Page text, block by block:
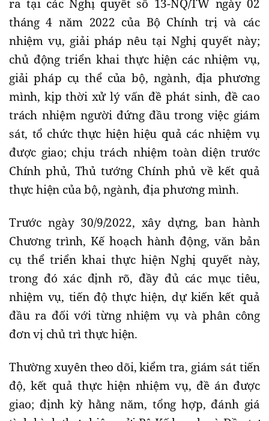
ra tại các Nghị quyết số 13-NQ/TW ngày 02
tháng 4 năm 2022 của Bộ Chính trị và các
nhiệm vụ, giải pháp nêu tại Nghị quyết này;
chủ động triển khai thực hiện các nhiệm vụ,
giải pháp cụ thể của bộ, ngành, địa phương
mình, kịp thời xử lý vấn đề phát sinh, đề cao
trách nhiệm người đứng đầu trong việc giám
sát, tổ chức thực hiện hiệu quả các nhiệm vụ
được giao; chịu trách nhiệm toàn diện trước
Chính phủ, Thủ tướng Chính phủ về kết quả
thực hiện của bộ, ngành, địa phương mình.
Trước ngày 30/9/2022, xây dựng, ban hành
Chương trình, Kế hoạch hành động, văn bản
cụ thể triển khai thực hiện Nghị quyết này,
trong đó xác định rõ, đầy đủ các mục tiêu,
nhiệm vụ, tiến độ thực hiện, dự kiến kết quả
đầu ra đối với từng nhiệm vụ và phân công
đơn vị chủ trì thực hiện.
Thường xuyên theo dõi, kiểm tra, giám sát tiến
độ, kết quả thực hiện nhiệm vụ, đề án được
giao; định kỳ hằng năm, tổng hợp, đánh giá